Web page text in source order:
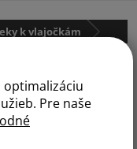
optimalizáciu
Pre naše
k vlajočkám